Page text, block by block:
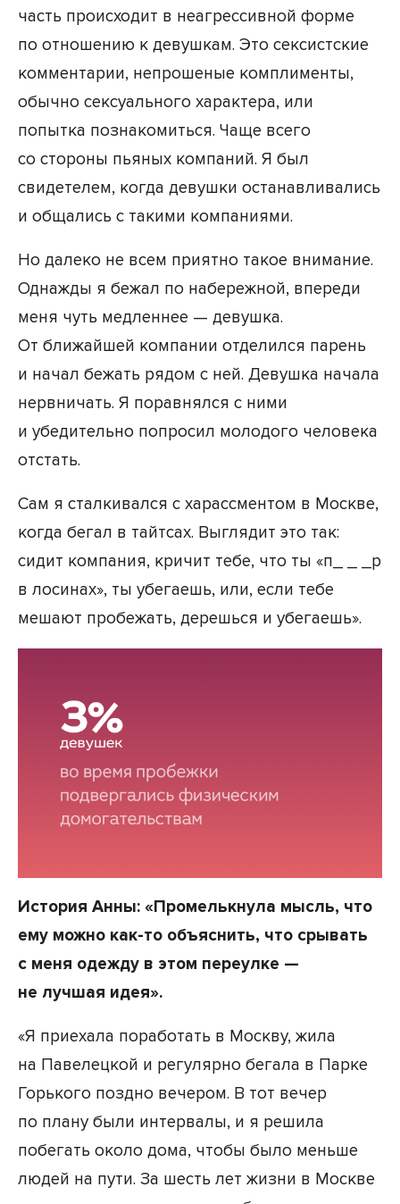
часть происходит в неагрессивной форме
по отношению к девушкам. Это сексистские
комментарии, непрошеные комплименты,
обычно сексуального характера, или
попытка познакомиться. Чаще всего
со стороны пьяных компаний. Я был
свидетелем, когда девушки останавливались
и общались с такими компаниями.
Но далеко не всем приятно такое внимание.
Однажды я бежал по набережной, впереди
меня чуть медленнее — девушка.
От ближайшей компании отделился парень
и начал бежать рядом с ней. Девушка начала
нервничать. Я поравнялся с ними
и убедительно попросил молодого человека
отстать.
Сам я сталкивался с харассментом в Москве,
когда бегал в тайтсах. Выглядит это так:
сидит компания, кричит тебе, что ты «п_ _ _р
в лосинах», ты убегаешь, или, если тебе
мешают пробежать, дерешься и убегаешь».
История Анны: «Промелькнула мысль, что
ему можно как-то объяснить, что срывать
с меня одежду в этом переулке —
не лучшая идея».
«Я приехала поработать в Москву, жила
на Павелецкой и регулярно бегала в Парке
Горького поздно вечером. В тот вечер
по плану были интервалы, и я решила
побегать около дома, чтобы было меньше
людей на пути. За шесть лет жизни в Москве